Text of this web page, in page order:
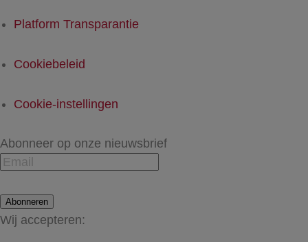
Platform Transparantie
Cookiebeleid
Cookie-instellingen
Abonneer op onze nieuwsbrief
Abonneren
Wij accepteren: